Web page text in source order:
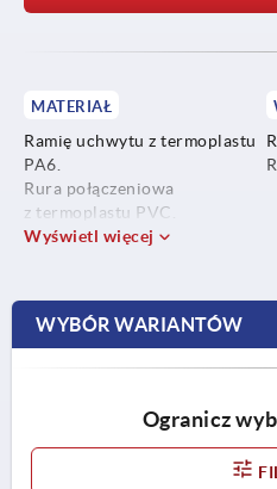
MATERIAŁ
Ramię uchwytu z termoplastu
PA6.
Rura połączeniowa
z termoplastu PVC.
Wyświetl więcej
WYBÓR WARIANTÓW
Ogranicz